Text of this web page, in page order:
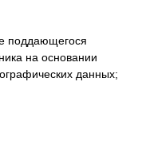
поддающегося
на основании
данных;